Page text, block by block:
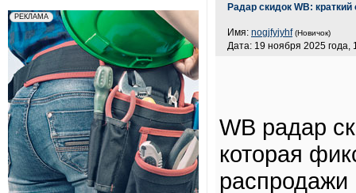
Радар скидок WB:
Имя: nogjfyjyhf (Новичок)
Дата: 19 ноября 2025 года,
WB радар
которая
распродажи